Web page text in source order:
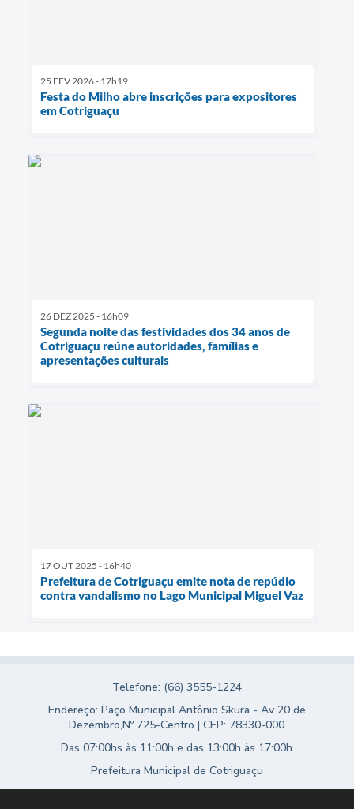
25 FEV 2026 - 17h19
Festa do Milho abre inscrições para expositores
em Cotriguaçu
26 DEZ 2025 - 16h09
Segunda noite das festividades dos 34 anos de
Cotriguaçu reúne autoridades, famílias e
apresentações culturais
17 OUT 2025 - 16h40
Prefeitura de Cotriguaçu emite nota de repúdio
contra vandalismo no Lago Municipal Miguel Vaz
Telefone: (66) 3555-1224
Endereço: Paço Municipal Antônio Skura - Av 20 de
Dezembro,Nº 725-Centro | CEP: 78330-000
Das 07:00hs às 11:00h e das 13:00h às 17:00h
Prefeitura Municipal de Cotriguaçu